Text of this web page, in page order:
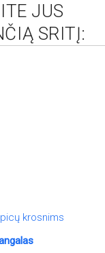
JUS
SRITĮ:
krosnims